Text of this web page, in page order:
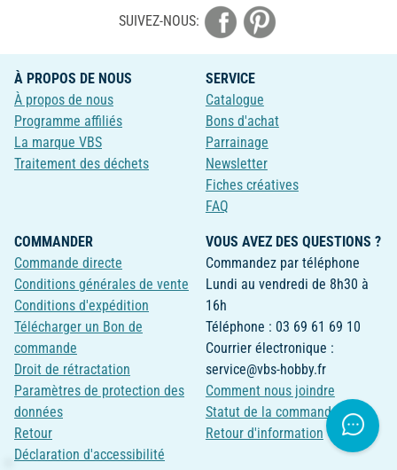
SUIVEZ-NOUS:
À PROPOS DE NOUS
À propos de nous
Programme affiliés
La marque VBS
Traitement des déchets
SERVICE
Catalogue
Bons d'achat
Parrainage
Newsletter
Fiches créatives
FAQ
COMMANDER
Commande directe
Conditions générales de vente
Conditions d'expédition
Télécharger un Bon de
commande
Droit de rétractation
Paramètres de protection des
données
Retour
Déclaration d'accessibilité
VOUS AVEZ DES QUESTIONS ?
Commandez par téléphone
Lundi au vendredi de 8h30 à
16h
Téléphone : 03 69 61 69 10
Courrier électronique :
service@vbs-hobby.fr
Comment nous joindre
Statut de la commande
Retour d'information